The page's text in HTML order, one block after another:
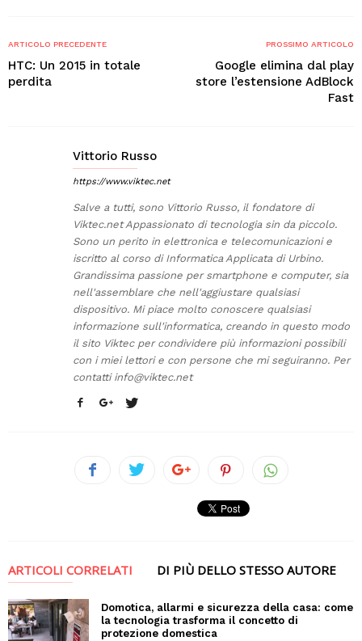
ARTICOLO PRECEDENTE
HTC: Un 2015 in totale
perdita
PROSSIMO ARTICOLO
Google elimina dal play
store l’estensione AdBlock
Fast
Vittorio Russo
https://www.viktec.net
Salve a tutti, sono Vittorio Russo, il fondatore di
Viktec.net Appassionato di tecnologia sin da piccolo.
Sono un perito in elettronica e telecomunicazioni e
iscritto al corso di Informatica Applicata di Urbino.
Grandissima passione per smartphone e computer, sia
nell'assemblare che nell'aggiustare qualsiasi
dispositivo. Mi piace molto conoscere qualsiasi
informazione sull'informatica, creando in questo modo
il sito Viktec per condividere più informazioni possibili
con i miei lettori e con persone che mi seguiranno. Per
contatti info@viktec.net
ARTICOLI CORRELATI DI PIÙ DELLO STESSO AUTORE
Domotica, allarmi e sicurezza della casa: come
la tecnologia trasforma il concetto di
protezione domestica